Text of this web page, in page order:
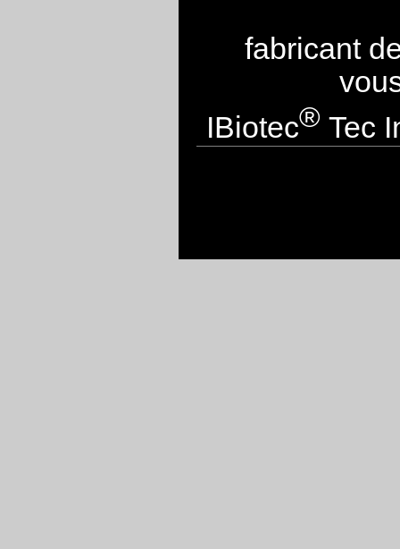
fabricant
IBiotec® Tec